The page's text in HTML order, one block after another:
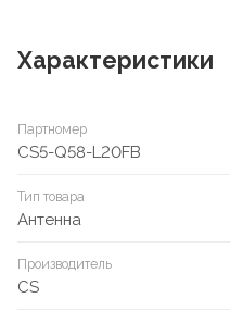
Характеристики
Партномер
CS5-Q58-L20FB
Тип товара
Антенна
Производитель
CS